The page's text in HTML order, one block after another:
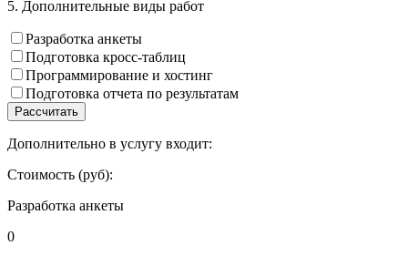
5. Дополнительные виды работ
Разработка анкеты
Подготовка кросс-таблиц
Программирование и хостинг
Подготовка отчета по результатам
Рассчитать
Дополнительно в услугу входит:
Стоимость (руб):
Разработка анкеты
0